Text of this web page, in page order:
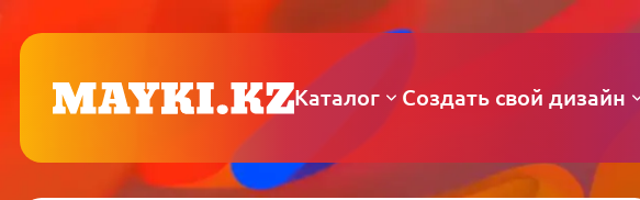
Каталог Создать свой дизайн